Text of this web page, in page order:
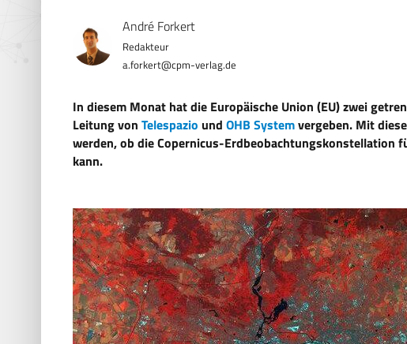
André Forkert
Redakteur
a.forkert@cpm-verlag.de
In diesem Monat hat die Europäische Union (EU) zwei
Leitung von Telespazio und OHB Systemvergeben. Mit
werden, ob die Copernicus-Erdbeobachtungskonstellation
kann.